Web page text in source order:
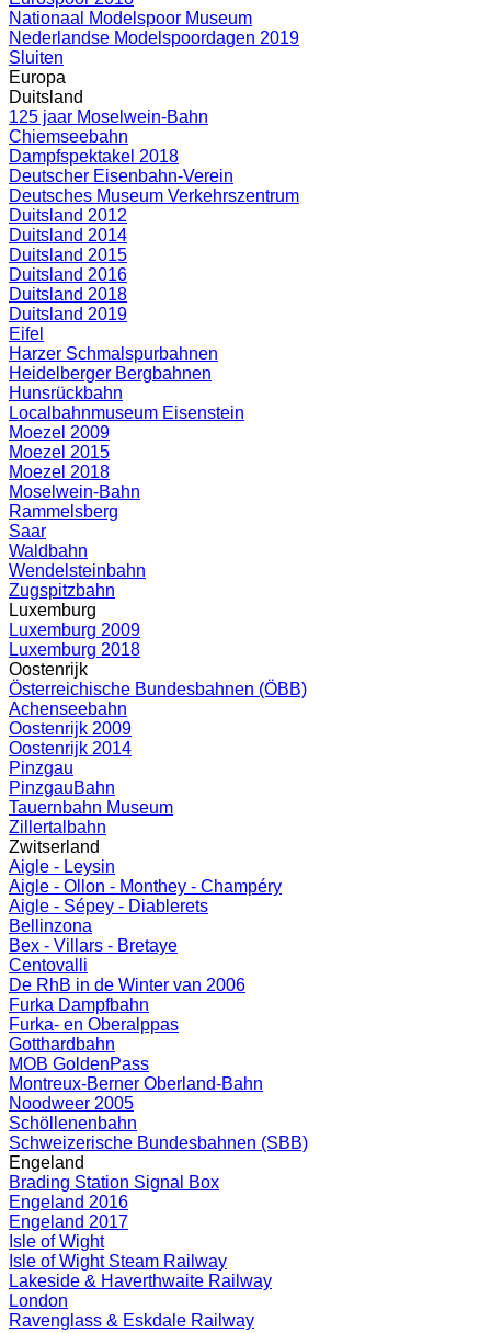
Nationaal Modelspoor Museum
Nederlandse Modelspoordagen 2019
Sluiten
Europa
Duitsland
125 jaar Moselwein-Bahn
Chiemseebahn
Dampfspektakel 2018
Deutscher Eisenbahn-Verein
Deutsches Museum Verkehrszentrum
Duitsland 2012
Duitsland 2014
Duitsland 2015
Duitsland 2016
Duitsland 2018
Duitsland 2019
Eifel
Harzer Schmalspurbahnen
Heidelberger Bergbahnen
Hunsrückbahn
Localbahnmuseum Eisenstein
Moezel 2009
Moezel 2015
Moezel 2018
Moselwein-Bahn
Rammelsberg
Saar
Waldbahn
Wendelsteinbahn
Zugspitzbahn
Luxemburg
Luxemburg 2009
Luxemburg 2018
Oostenrijk
Österreichische Bundesbahnen (ÖBB)
Achenseebahn
Oostenrijk 2009
Oostenrijk 2014
Pinzgau
PinzgauBahn
Tauernbahn Museum
Zillertalbahn
Zwitserland
Aigle - Leysin
Aigle - Ollon - Monthey - Champéry
Aigle - Sépey - Diablerets
Bellinzona
Bex - Villars - Bretaye
Centovalli
De RhB in de Winter van 2006
Furka Dampfbahn
Furka- en Oberalppas
Gotthardbahn
MOB GoldenPass
Montreux-Berner Oberland-Bahn
Noodweer 2005
Schöllenenbahn
Schweizerische Bundesbahnen (SBB)
Engeland
Brading Station Signal Box
Engeland 2016
Engeland 2017
Isle of Wight
Isle of Wight Steam Railway
Lakeside & Haverthwaite Railway
London
Ravenglass & Eskdale Railway